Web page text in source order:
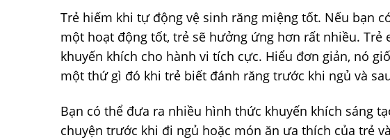
Trẻ hiếm khi tự động vệ sinh răng miệng tốt. Nếu bạn
một hoạt động tốt, trẻ sẽ hưởng ứng hơn rất nhiều.
khuyến khích cho hành vi tích cực. Hiểu đơn giản, nó
một thứ gì đó khi trẻ biết đánh răng trước khi ngủ và
Bạn có thể đưa ra nhiều hình thức khuyến khích sáng
chuyện trước khi đi ngủ hoặc món ăn ưa thích của trẻ